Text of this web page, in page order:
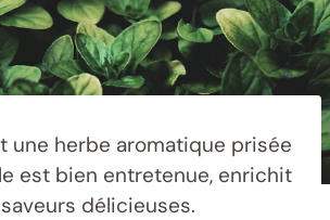
une herbe aromatique prisée
est bien entretenue, enrichit
délicieuses.